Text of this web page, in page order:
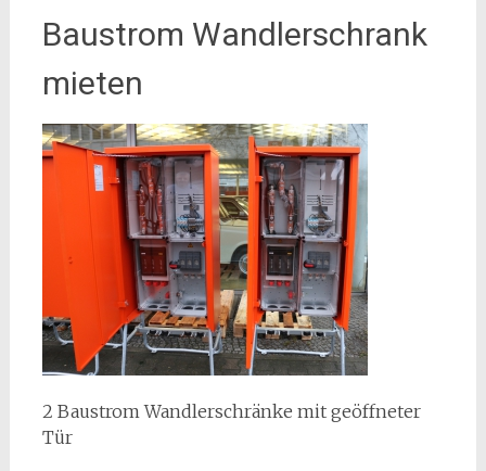
Baustrom Wandlerschrank
mieten
2 Baustrom Wandlerschränke mit geöffneter
Tür